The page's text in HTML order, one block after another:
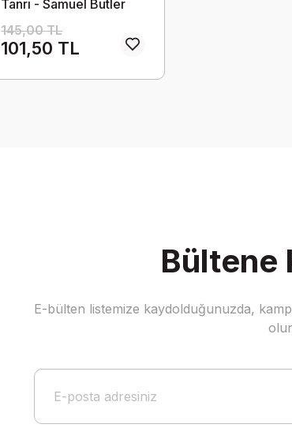
Tanrı - Samuel Butler
145,00 TL
101,50 TL
Bültene
E-bülten listemize kaydolduğunuzda,